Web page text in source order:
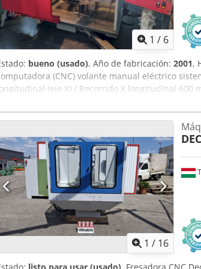
1 / 6
bueno (usado), Año de fabricación: 2001,
(CNC) volante manual eléctrico
(eje X) / Recorrido X longitudinal 600
transversal 400 mm Recorrido vertical (eje Z) /
SK 40 Rango de velocidad / Rango de
mm/min. Avance rápido longitudinal y
rápido Z 4 m/min. Potencia total de la
/ Peso aproximado 2000 kg Los
son vinculantes. Codpfxoit Tr Te Aixjha
1 / 16
listo para usar (usado) , Fresadora CNC